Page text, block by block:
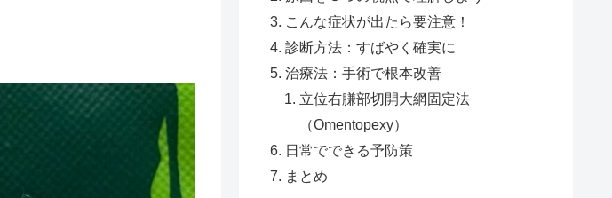
こんな症状が出たら要注意！
診断方法：すばやく確実に
治療法：手術で根本改善
立位右膁部切開大網固定法
（Omentopexy）
日常でできる予防策
まとめ